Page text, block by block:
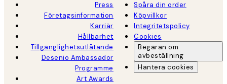
Press
Företagsinformation
Karriär
Hållbarhet
Tillgänglighetsutlåtande
Desenio Ambassador
Programme
Art Awards
Spåra din order
Köpvillkor
Integritetspolicy
Cookies
Begäran om
avbeställning
Hantera cookies